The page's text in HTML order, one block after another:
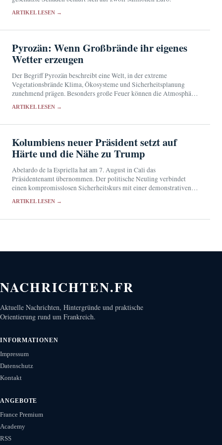
ARTIKEL LESEN →
Pyrozän: Wenn Großbrände ihr eigenes
Wetter erzeugen
Der Begriff Pyrozän beschreibt eine Welt, in der extreme
Vegetationsbrände Klima, Ökosysteme und Sicherheitsplanung
zunehmend prägen. Besonders große Feuer können die Atmosphäre
Zündherde entstehen.
ARTIKEL LESEN →
Kolumbiens neuer Präsident setzt auf
Härte und die Nähe zu Trump
Abelardo de la Espriella hat am 7. August in Cali das
Präsidentenamt übernommen. Der politische Neuling verbindet
einen kompromisslosen Sicherheitskurs mit einer demonstrativen
ARTIKEL LESEN →
NACHRICHTEN.FR
Aktuelle Nachrichten, Hintergründe und praktische
Orientierung rund um Frankreich.
INFORMATIONEN
Impressum
Datenschutz
Kontakt
ANGEBOTE
France Premium
Academy
RSS